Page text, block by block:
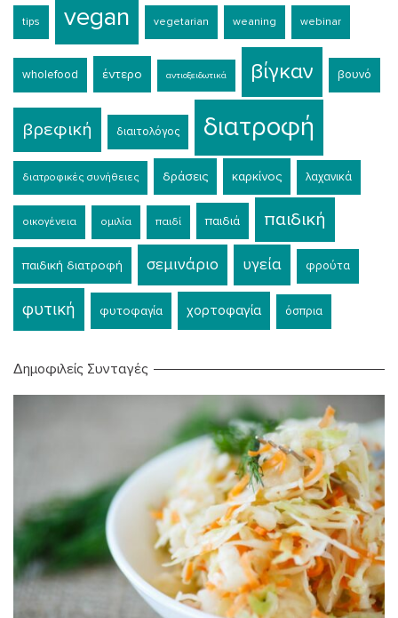
tips vegan vegetarian weaning webinar
wholefood έντερο αντιοξειδωτικά βίγκαν βουνό
βρεφική διαιτολόγος διατροφή
διατροφικές συνήθειες δράσεις καρκίνος λαχανικά
οικογένεια ομιλία παιδί παιδιά παιδική
παιδική διατροφή σεμινάριο υγεία φρούτα
φυτική φυτοφαγία χορτοφαγία όσπρια
Δημοφιλείς Συνταγές